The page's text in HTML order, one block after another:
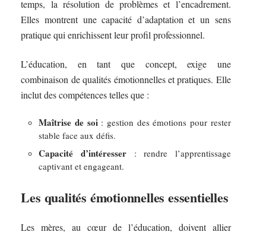
temps, la résolution de problèmes et l’encadrement.
Elles montrent une capacité d’adaptation et un sens
pratique qui enrichissent leur profil professionnel.
L’éducation, en tant que concept, exige une
combinaison de qualités émotionnelles et pratiques. Elle
inclut des compétences telles que :
Maîtrise de soi: gestion des émotions pour rester
stable face aux défis.
Capacité d’intéresser: rendre l’apprentissage
captivant et engageant.
Les qualités émotionnelles essentielles
Les mères, au cœur de l’éducation, doivent allier